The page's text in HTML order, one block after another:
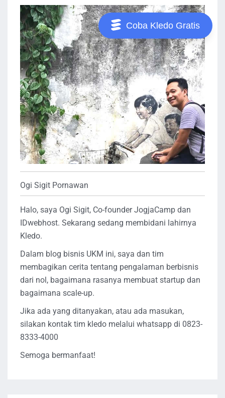
Ogi Sigit Pornawan
Halo, saya Ogi Sigit, Co-founder JogjaCamp dan
IDwebhost. Sekarang sedang membidani lahirnya
Kledo.
Dalam blog bisnis UKM ini, saya dan tim
membagikan cerita tentang pengalaman berbisnis
dari nol, bagaimana rasanya membuat startup dan
bagaimana scale-up.
Jika ada yang ditanyakan, atau ada masukan,
silakan kontak tim kledo melalui whatsapp di 0823-
8333-4000
Semoga bermanfaat!
Coba Kledo Gratis